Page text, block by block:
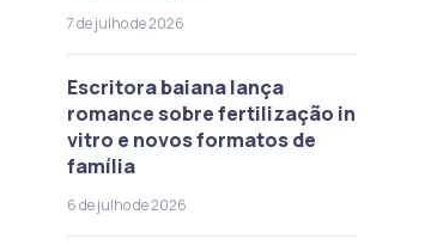
7 de julho de 2026
Escritora baiana lança
romance sobre fertilização in
vitro e novos formatos de
família
6 de julho de 2026